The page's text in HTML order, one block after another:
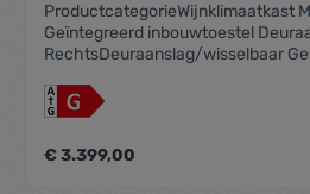
ProductcategorieWijnklimaatkast
Geïntegreerd inbouwtoestel
RechtsDeuraanslag/wisselbaar
wijnklimaatzone LED-
WDynaCool SoftClose Hulp bij deur
€ 3.399,00